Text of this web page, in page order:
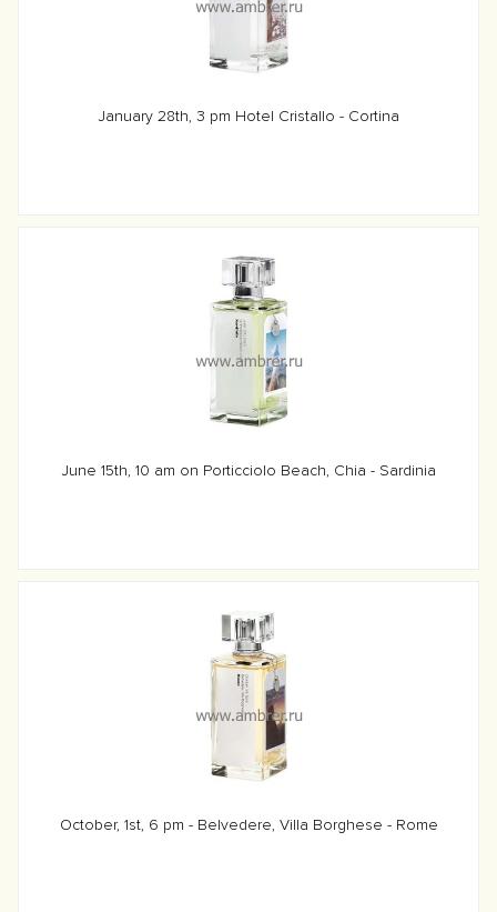
January 28th, 3 pm Hotel Cristallo - Cortina
June 15th, 10 am on Porticciolo Beach, Chia - Sardinia
October, 1st, 6 pm - Belvedere, Villa Borghese - Rome